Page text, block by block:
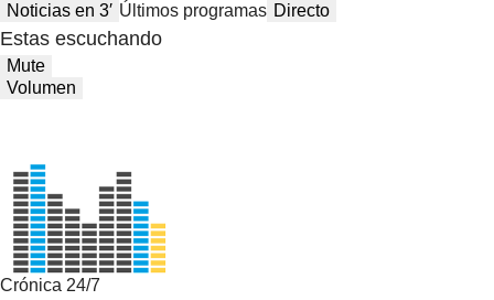
Noticias en 3′ Últimos programas Directo
Estas escuchando
Mute
Volumen
Crónica 24/7